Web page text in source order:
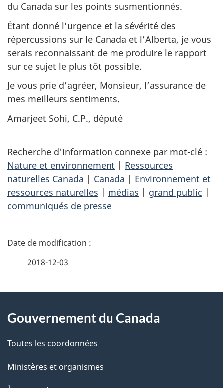
du Canada sur les points susmentionnés.
Étant donné l’urgence et la sévérité des
répercussions sur le Canada et l’Alberta, je vous
serais reconnaissant de me produire le rapport
sur ce sujet le plus tôt possible.
Je vous prie d’agréer, Monsieur, l’assurance de
mes meilleurs sentiments.
Amarjeet Sohi, C.P., député
Recherche d'information connexe par mot-clé :
Nature et environnement | Ressources
naturelles Canada | Canada | Environnement et
ressources naturelles | médias | grand public |
communiqués de presse
D
i
l
s
2018-12-03
propos
de
ce
Gouvernement du Canada
Toutes les coordonnées
Ministères et organismes